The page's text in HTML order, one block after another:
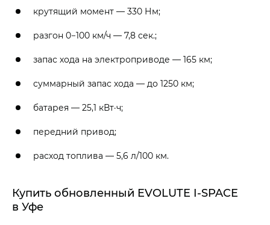
крутящий момент — 330 Нм;
разгон 0−100 км/ч — 7,8 сек.;
запас хода на электроприводе — 165 км;
суммарный запас хода — до 1250 км;
батарея — 25,1 кВт·ч;
передний привод;
расход топлива — 5,6 л/100 км.
Купить обновленный EVOLUTE I-SPACE
в Уфе